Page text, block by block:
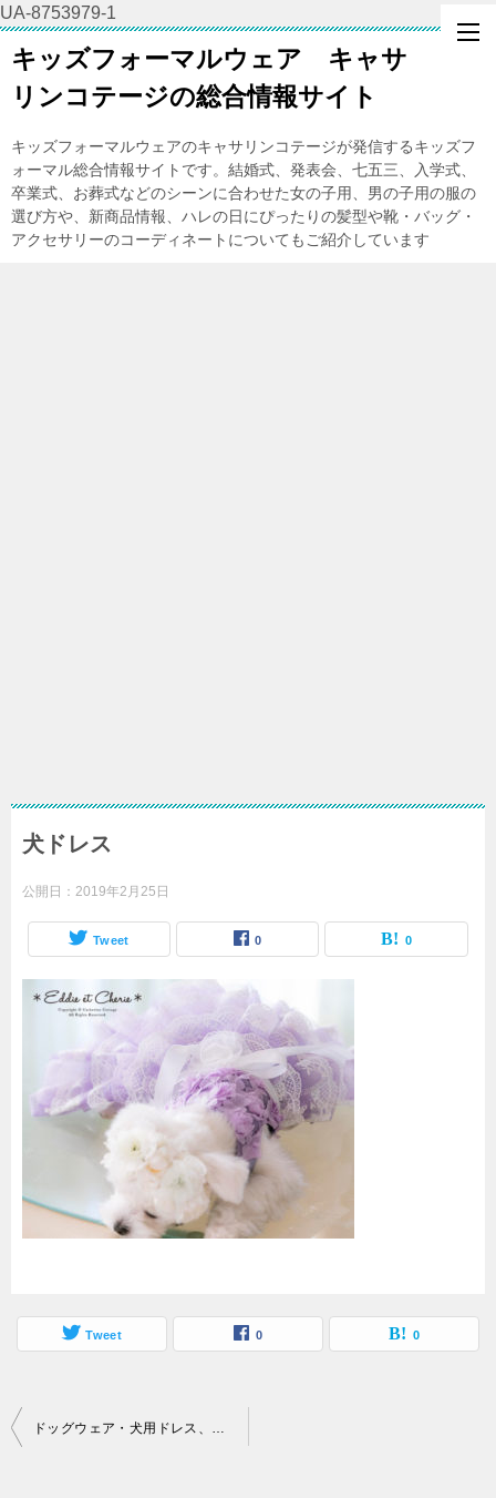
UA-8753979-1
キッズフォーマルウェア キャサ
リンコテージの総合情報サイト
キッズフォーマルウェアのキャサリンコテージが発信するキッズフ
ォーマル総合情報サイトです。結婚式、発表会、七五三、入学式、
卒業式、お葬式などのシーンに合わせた女の子用、男の子用の服の
選び方や、新商品情報、ハレの日にぴったりの髪型や靴・バッグ・
アクセサリーのコーディネートについてもご紹介しています
犬ドレス
公開日： 2019年2月25日
Tweet 0 0
Tweet 0 0
投
ドッグウェア・犬用ドレス、どう使う？｜ペットとの暮らしに彩り添える犬ドレス！